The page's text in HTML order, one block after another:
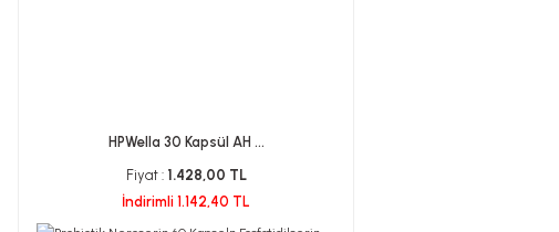
HPWella 30 Kapsül AH ...
Fiyat : 1.428,00 TL
İndirimli 1.142,40 TL